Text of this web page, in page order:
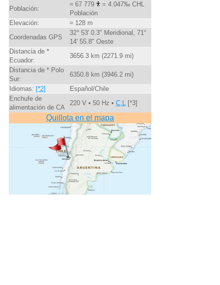
Población:
≈ 67 779
= 4.047‰ CHL
Población
Elevación:
≈ 128 m
Coordenadas GPS
32° 53' 0.3" Meridional, 71°
14' 55.8" Oeste
Distancia de *
Ecuador:
3656.3 km (2271.9 mi)
Distancia de * Polo
Sur:
6350.8 km (3946.2 mi)
Idiomas: [*2]
Español/Chile
Enchufe de
alimentación de CA
220 V • 50 Hz • C,L[*3]
Quillota en el mapa